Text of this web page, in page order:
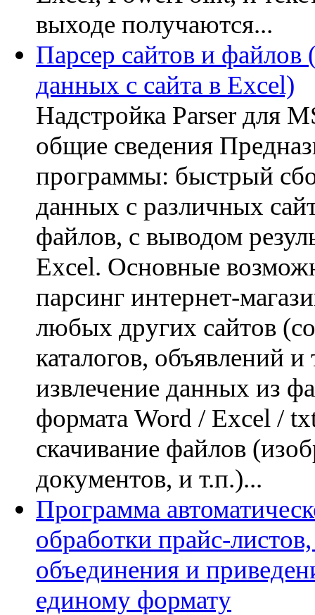
выходе получаются...
Парсер сайтов и файлов
данных с сайта в Excel)
Надстройка Parser для
общие сведения
программы: быстрый
данных с различных
файлов, с выводом
Excel. Основные
парсинг интернет-
любых других сайтов
каталогов, объявлений и
извлечение данных из
формата Word / Excel /
скачивание файлов
документов, и т.п.)...
Программа
обработки прайс-
объединения и
единому формату